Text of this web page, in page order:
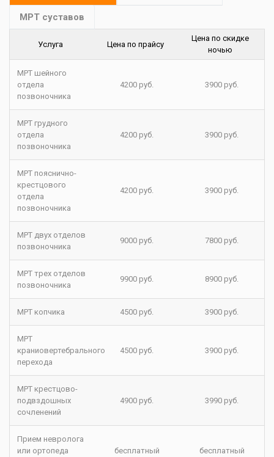
МРТ суставов
Услуга Цена по прайсу
Цена по скидке
ночью
МРТ шейного
отдела
позвоночника
4200 руб. 3900 руб.
МРТ грудного
отдела
позвоночника
4200 руб. 3900 руб.
МРТ пояснично-
крестцового
отдела
позвоночника
4200 руб. 3900 руб.
МРТ двух отделов
позвоночника
9000 руб. 7800 руб.
МРТ трех отделов
позвоночника
9900 руб. 8900 руб.
МРТ копчика 4500 руб. 3900 руб.
МРТ
краниовертебрального
перехода
4500 руб. 3900 руб.
МРТ крестцово-
подвздошных
сочленений
4900 руб. 3990 руб.
Прием невролога
или ортопеда
бесплатный бесплатный